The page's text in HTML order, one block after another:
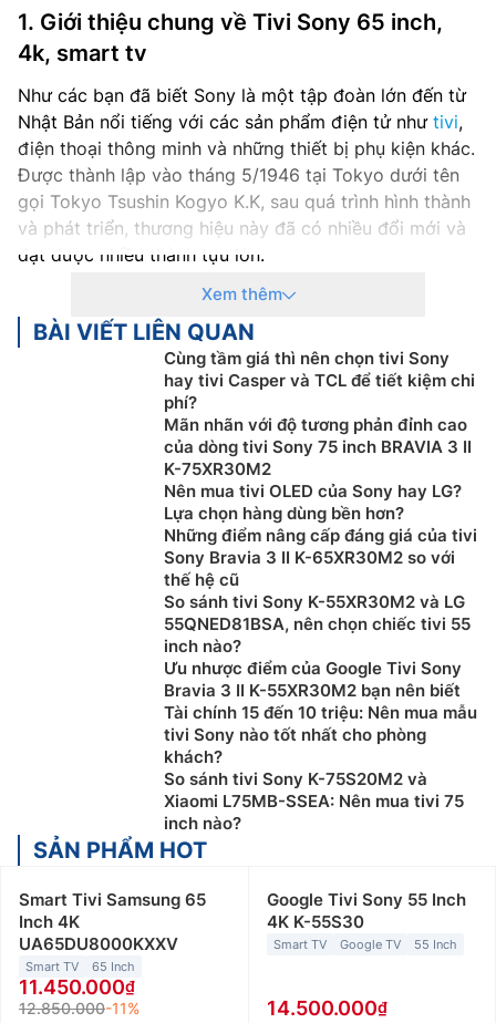
1. Giới thiệu chung về Tivi Sony 65 inch,
4k, smart tv
Như các bạn đã biết Sony là một tập đoàn lớn đến từ
Nhật Bản nổi tiếng với các sản phẩm điện tử như tivi,
điện thoại thông minh và những thiết bị phụ kiện khác.
Được thành lập vào tháng 5/1946 tại Tokyo dưới tên
gọi Tokyo Tsushin Kogyo K.K, sau quá trình hình thành
và phát triển, thương hiệu này đã có nhiều đổi mới và
đạt được nhiều thành tựu lớn.
Là một thương hiệu hàng đầu chuyên về sản xuất
smart tivi, Sony luôn mang đến cho người dùng những
sản phẩm tivi thông minh với chất lượng tốt nhất.
Đến ngày nay, Sony đã đạt được những thành công
nhất định. Hãng luôn thể hiện được chất riêng một
cách mạnh mẽ và ấn tượng. Điển hình cho điều này là
tivi OLEDvới màn hình siêu mỏng, thiết kế
tinh tế và hiện đại.
Tivi Sony 65 inch, 4k, smart tvthường
được sản xuất tại Malaysia, cùng chế độ bảo hành
chính hãng 24 tháng cho toàn bộ sản phẩm và 12
tháng cho điều khiển từ xa.
2. Đặc điểm nổi bật của Tivi Sony 65 inch,
Chất lượng hình ảnh vượt trội:Một trong những ưu
điểm lớn nhất củativi Sony
ảnh xuất sắc. Công nghệ hình ảnh 4K HDR của Sony
giúp tái tạo màu sắc chân thực và độ tương phản đỉnh
cao. Điều này mang lại trải nghiệm xem phim và chơi
game sống động, như bạn đang ở trong thế giới ảo.
Sử dụng hệ điều hành Android TV thông minh: smart
tivi Sony
sử dụng hệ điều hành Android TV, mang lại
trải nghiệm người dùng mượt mà và dễ sử dụng. Với
khả năng kết nối internet, bạn có thể truy cập nhanh
chóng vào các ứng dụng phổ biến như Netflix,
Xem thêm
BÀI VIẾT LIÊN QUAN
Cùng tầm giá thì nên chọn tivi Sony
hay tivi Casper và TCL để tiết kiệm chi
phí?
Mãn nhãn với độ tương phản đỉnh cao
của dòng tivi Sony 75 inch BRAVIA 3 II
K-75XR30M2
Nên mua tivi OLED của Sony hay LG?
Lựa chọn hàng dùng bền hơn?
Những điểm nâng cấp đáng giá của tivi
Sony Bravia 3 II K-65XR30M2 so với
thế hệ cũ
So sánh tivi Sony K-55XR30M2 và LG
55QNED81BSA, nên chọn chiếc tivi 55
inch nào?
Ưu nhược điểm của Google Tivi Sony
Bravia 3 II K-55XR30M2 bạn nên biết
Tài chính 15 đến 10 triệu: Nên mua mẫu
tivi Sony nào tốt nhất cho phòng
khách?
So sánh tivi Sony K-75S20M2 và
Xiaomi L75MB-SSEA: Nên mua tivi 75
inch nào?
SẢN PHẨM HOT
Smart Tivi Samsung 65
Inch 4K
UA65DU8000KXXV
Smart TV 65 Inch
11.450.000
12.850.000-11%
Google Tivi Sony 55 Inch
4K K-55S30
Smart TV Google TV 55 Inch
14.500.000